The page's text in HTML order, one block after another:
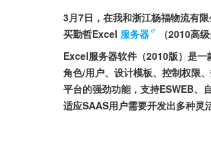
3月7日，在我和浙江杨福物流有
买勤哲Excel 服务器
（2010高
Excel服务器软件（2010版）是
角色/用户、设计模板、控制权限
平台的强劲功能，支持ESWEB、
适应SAAS用户需要开发出多种灵